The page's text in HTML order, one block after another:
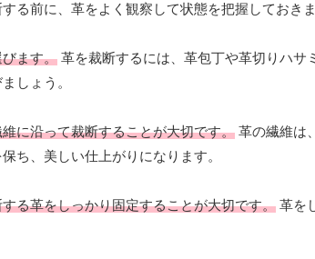
る前に、革をよく観察して状態を把握しておきま
ます。 革を裁断するには、革包丁や革切りハサ
しょう。
に沿って裁断することが大切です。 革の繊維は
ち、美しい仕上がりになります。
る革をしっかり固定することが大切です。 革を